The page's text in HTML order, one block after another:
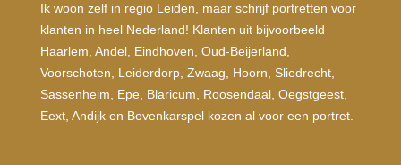
Ik woon zelf in regio Leiden, maar schrijf portretten voor
klanten in heel Nederland! Klanten uit bijvoorbeeld
Haarlem, Andel, Eindhoven, Oud-Beijerland,
Voorschoten, Leiderdorp, Zwaag, Hoorn, Sliedrecht,
Sassenheim, Epe, Blaricum, Roosendaal, Oegstgeest,
Eext, Andijk en Bovenkarspel kozen al voor een portret.